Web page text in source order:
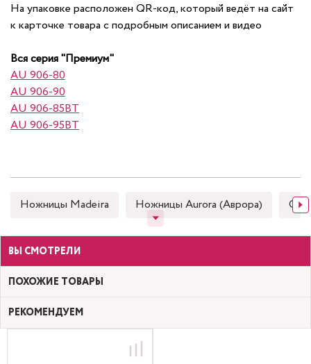
На упаковке расположен QR-код, который ведёт на сайт
к карточке товара с подробным описанием и видео
Вся серия "Премиум"
AU 906-80
AU 906-90
AU 906-85BT
AU 906-95BT
Ножницы Madeira Ножницы Aurora (Аврора)
ВЫ СМОТРЕЛИ
ПОХОЖИЕ ТОВАРЫ
РЕКОМЕНДУЕМ